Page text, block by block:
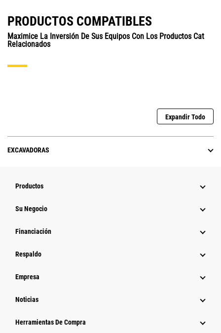
PRODUCTOS COMPATIBLES
Maximice La Inversión De Sus Equipos Con Los Productos Cat
Relacionados
Expandir Todo
EXCAVADORAS
Productos
Su Negocio
Financiación
Respaldo
Empresa
Noticias
Herramientas De Compra